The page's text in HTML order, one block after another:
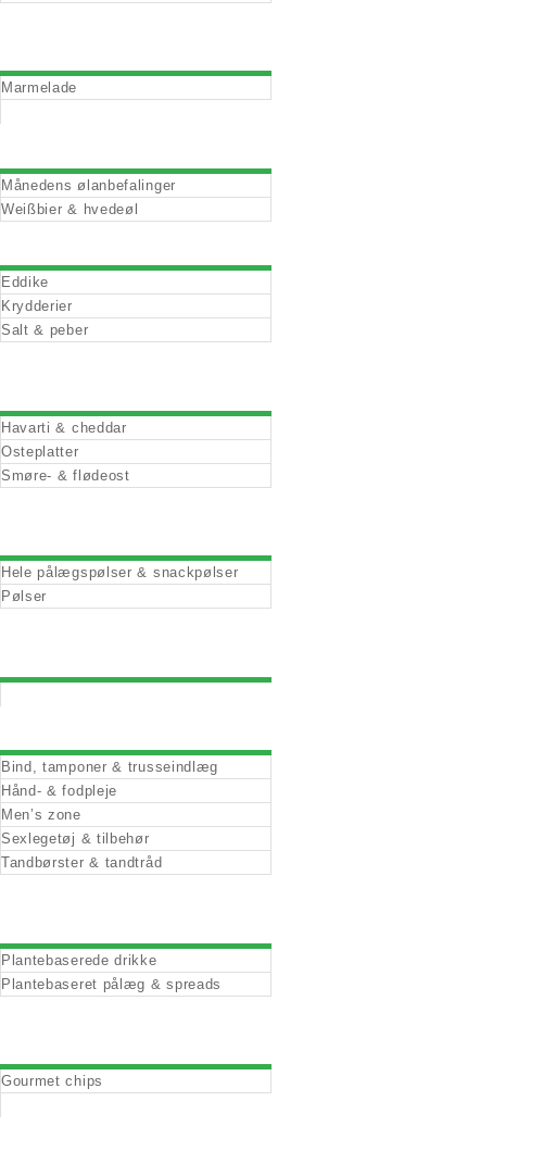
Marmelade
Månedens ølanbefalinger
Weißbier & hvedeøl
Eddike
Krydderier
Salt & peber
Havarti & cheddar
Osteplatter
Smøre- & flødeost
Hele pålægspølser & snackpølser
Pølser
Bind, tamponer & trusseindlæg
Hånd- & fodpleje
Men’s zone
Sexlegetøj & tilbehør
Tandbørster & tandtråd
Plantebaserede drikke
Plantebaseret pålæg & spreads
Gourmet chips